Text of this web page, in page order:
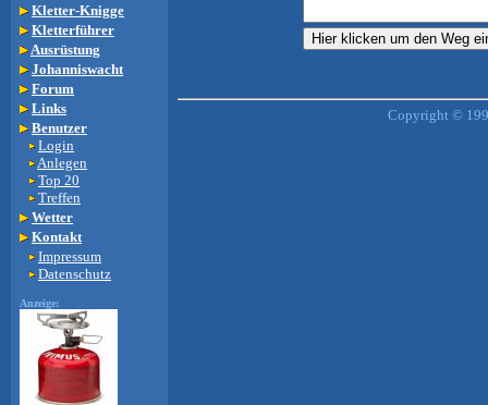
Kletter-Knigge
Kletterführer
Ausrüstung
Johanniswacht
Forum
Links
Benutzer
Login
Anlegen
Top 20
Treffen
Wetter
Kontakt
Impressum
Datenschutz
Anzeige:
Copyright ©